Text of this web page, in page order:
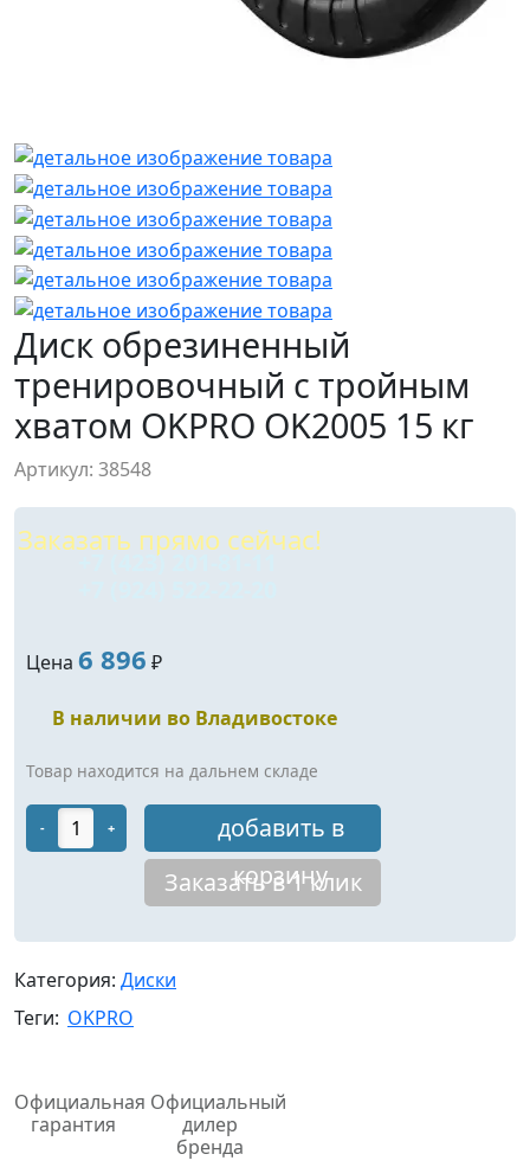
Диск обрезиненный
тренировочный с тройным
хватом OKPRO OK2005 15 кг
Артикул: 38548
Заказать прямо сейчас!
+7 (423) 201-81-11
Цена 6 896 ₽
В наличии во Владивостоке
Товар находится на дальнем складе
- +
добавить в
корзину
Заказать в 1 клик
Категория: Диски
Теги: OKPRO
Официальная
гарантия
Официальный
дилер
бренда